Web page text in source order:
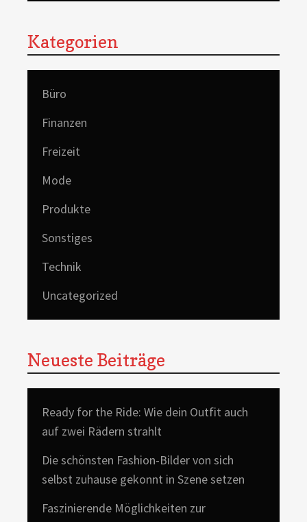
Kategorien
Büro
Finanzen
Freizeit
Mode
Produkte
Sonstiges
Technik
Uncategorized
Neueste Beiträge
Ready for the Ride: Wie dein Outfit auch
auf zwei Rädern strahlt
Die schönsten Fashion-Bilder von sich
selbst zuhause gekonnt in Szene setzen
Faszinierende Möglichkeiten zur